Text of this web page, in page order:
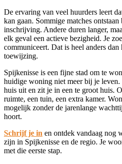
De ervaring van veel huurders leert
kan gaan. Sommige matches
inschrijving. Andere duren langer,
elk geval een actieve bezigheid. Je
communiceert. Dat is heel anders dan
toewijzing.
Spijkenisse is een fijne stad om te
huidige woning niet meer bij je
huis uit en zit je in een te groot huis.
ruimte, een tuin, een extra kamer.
mogelijk zonder de jarenlange
hoort.
Schrijf je in en ontdek vandaag nog
zijn in Spijkenisse en de regio. Je
met die eerste stap.